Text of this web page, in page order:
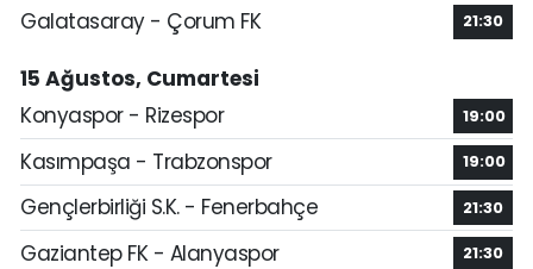
Galatasaray - Çorum FK
21:30
15 Ağustos, Cumartesi
Konyaspor - Rizespor
19:00
Kasımpaşa - Trabzonspor 19:00
Gençlerbirliği S.K. - Fenerbahçe 21:30
Gaziantep FK - Alanyaspor 21:30